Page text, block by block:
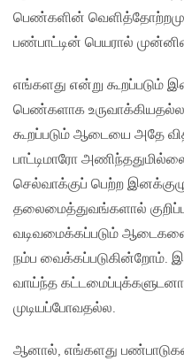
பெண்களின்
பண்பாட்டின் பெயரால்
எங்களது என்று
பெண்களாக
கூறப்படும் ஆடையை அதே
பாட்டிமாரோ
செல்வாக்குப் பெற்ற
தலைமைத்துவங்களால்
வடிவமைக்கப்படும்
நம்ப வைக்கப்படுகின்றோம்.
வாய்ந்த
முடியப்போவதல்ல.
ஆனால், எங்களது